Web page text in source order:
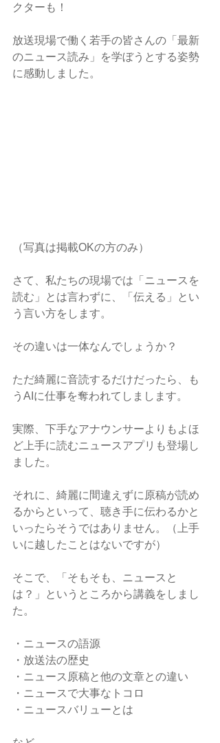
クターも！
放送現場で働く若手の皆さんの「最新
のニュース読み」を学ぼうとする姿勢
に感動しました。
（写真は掲載OKの方のみ）
さて、私たちの現場では「ニュースを
読む」とは言わずに、「伝える」とい
う言い方をします。
その違いは一体なんでしょうか？
ただ綺麗に音読するだけだったら、も
うAIに仕事を奪われてしまします。
実際、下手なアナウンサーよりもよほ
ど上手に読むニュースアプリも登場し
ました。
それに、綺麗に間違えずに原稿が読め
るからといって、聴き手に伝わるかと
いったらそうではありません。（上手
いに越したことはないですが）
そこで、「そもそも、ニュースと
は？」というところから講義をしまし
た。
・ニュースの語源
・放送法の歴史
・ニュース原稿と他の文章との違い
・ニュースで大事なトコロ
・ニュースバリューとは